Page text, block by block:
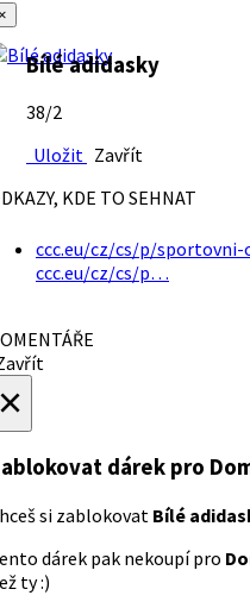
Bílé adidasky
38/2
Uložit Zavřít
KDE TO SEHNAT
ccc.eu/cz/cs/p/
ccc.eu/cz/cs/p…
dárek pro
si zablokovat Bílé
dárek pak nekoupí pro
ty :)